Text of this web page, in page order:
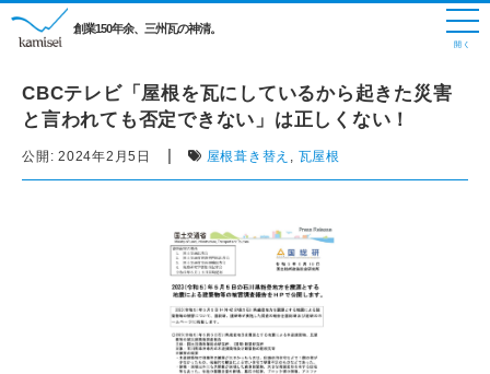
創業150年余、三州瓦の神清。
CBCテレビ「屋根を瓦にしているから起きた災害
と言われても否定できない」は正しくない！
公開: 2024年2月5日 | 屋根葺き替え , 瓦屋根